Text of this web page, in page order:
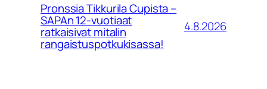
Pronssia Tikkurila Cupista –
SAPAn 12-vuotiaat
ratkaisivat mitalin
rangaistuspotkukisassa!
4.8.2026